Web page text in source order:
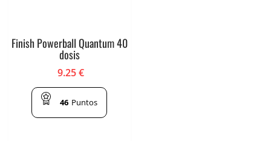
Finish Powerball Quantum 40
dosis
9.25€
46 Puntos